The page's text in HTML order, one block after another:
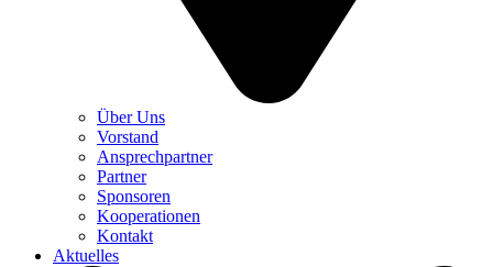
Über Uns
Vorstand
Ansprechpartner
Partner
Sponsoren
Kooperationen
Kontakt
Aktuelles